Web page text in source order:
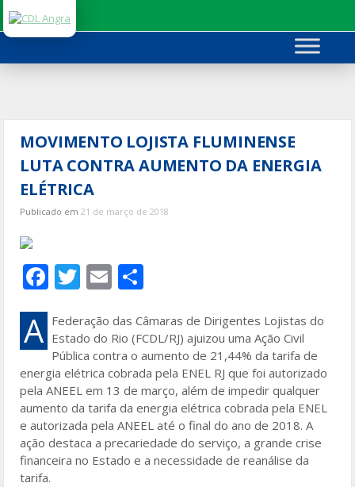
para
conteúdo
MOVIMENTO LOJISTA FLUMINENSE
LUTA CONTRA AUMENTO DA ENERGIA
ELÉTRICA
Publicado em21 de março de 2018
F
ac
e
b
o
o
k
T
w
itt
er
E
m
ai
l
ar
e
A Federação das Câmaras de Dirigentes Lojistas do
Estado do Rio (FCDL/RJ) ajuizou uma Ação Civil
Pública contra o aumento de 21,44% da tarifa de
energia elétrica cobrada pela ENEL RJ que foi autorizado
pela ANEEL em 13 de março, além de impedir qualquer
aumento da tarifa da energia elétrica cobrada pela ENEL
e autorizada pela ANEEL até o final do ano de 2018. A
ação destaca a precariedade do serviço, a grande crise
financeira no Estado e a necessidade de reanálise da
tarifa.